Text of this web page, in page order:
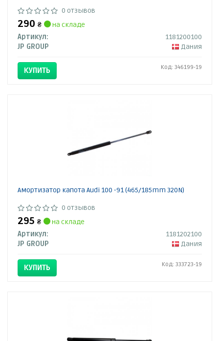
0 отзывов
290 ₴
на складе
Артикул:
1181200100
JP GROUP
Дания
КУПИТЬ Код: 346199-19
Амортизатор капота Audi 100 -91 (465/185mm 320N)
0 отзывов
295 ₴
на складе
Артикул:
1181202100
JP GROUP
Дания
КУПИТЬ Код: 333723-19